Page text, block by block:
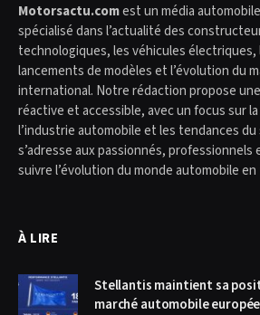
Motorsactu.comest un média
spécialisé dans l’actualité des
technologiques, les véhicules électriques,
lancements de modèles et l’évolution du
international. Notre rédaction propose
réactive et accessible, avec un focus sur
l’industrie automobile et les tendances
s’adresse aux passionnés,
suivre l’évolution du monde automobile
À LIRE
Stellantis maintient sa
marché automobile